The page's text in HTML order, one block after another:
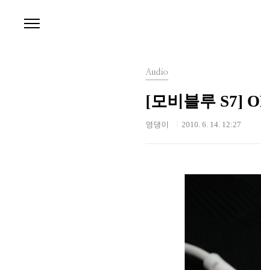
Audio
[모비블루 S7]
영댕이 2010. 6. 14. 12:27